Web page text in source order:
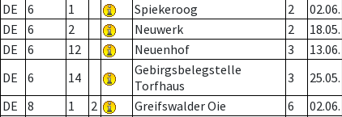
DE
6 1 Spiekeroog 2 02.06.
DE
6 2 Neuwerk 2 18.05.
DE
6 12 Neuenhof 3 13.06.
DE
6 14
Gebirgsbelegstelle
Torfhaus
3 25.05.
DE
8 1 2 Greifswalder Oie 6 02.06.